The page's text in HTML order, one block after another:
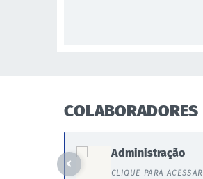
COLABORADORES
Administração
CLIQUE PARA ACESSAR